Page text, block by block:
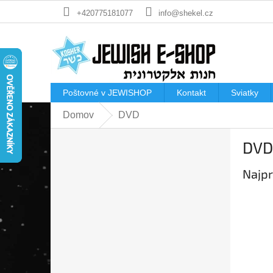
+420775181077 info@shekel.cz
Poštovné v JEWISHOP Kontakt Sviatky
Domov DVD
DVD